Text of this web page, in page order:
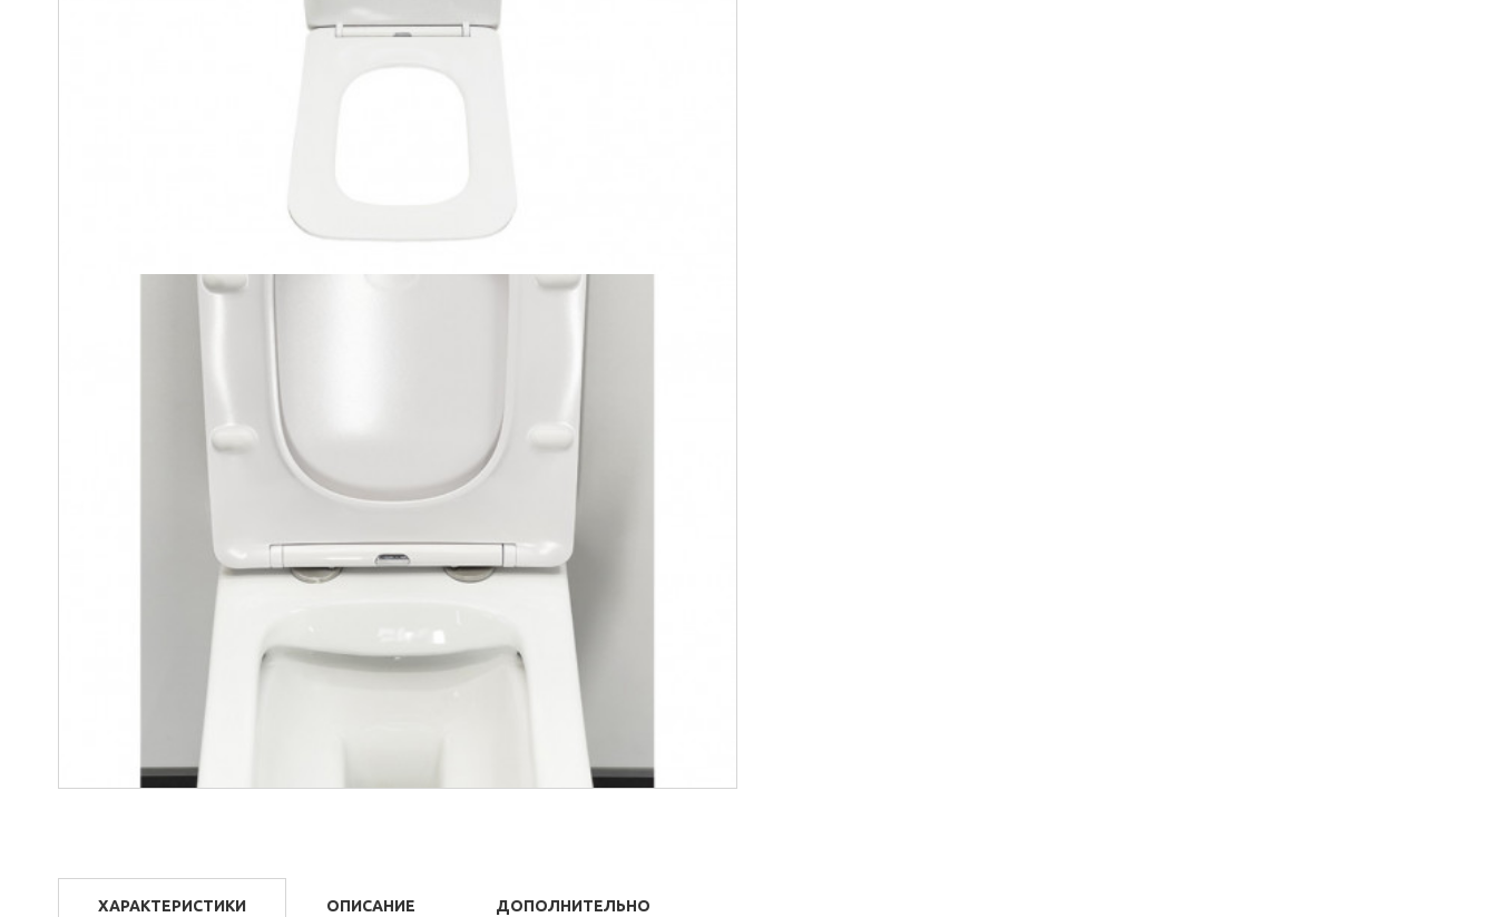
ХАРАКТЕРИСТИКИ ОПИСАНИЕ ДОПОЛНИТЕЛЬНО